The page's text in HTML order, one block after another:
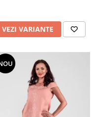
VEZI VARIANTE